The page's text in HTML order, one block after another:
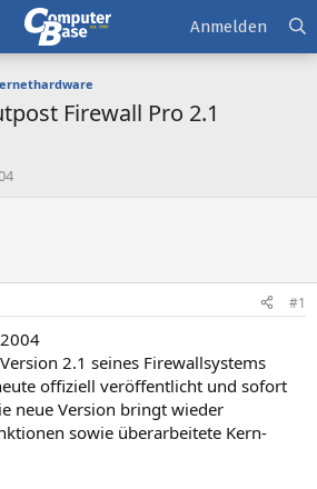
Anmelden
Firewall Pro 2.1
#1
2.1 seines Firewallsystems
offiziell veröffentlicht und sofort
neue Version bringt wieder
sowie überarbeitete Kern-